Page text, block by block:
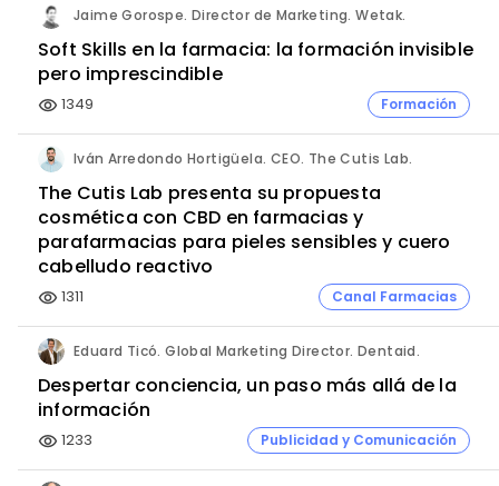
Jaime Gorospe. Director de Marketing. Wetak.
Soft Skills en la farmacia: la formación invisible
pero imprescindible
visibility 1349 Formación
Iván Arredondo Hortigüela. CEO. The Cutis Lab.
The Cutis Lab presenta su propuesta
cosmética con CBD en farmacias y
parafarmacias para pieles sensibles y cuero
cabelludo reactivo
visibility 1311 Canal Farmacias
Eduard Ticó. Global Marketing Director. Dentaid.
Despertar conciencia, un paso más allá de la
información
visibility 1233 Publicidad y Comunicación